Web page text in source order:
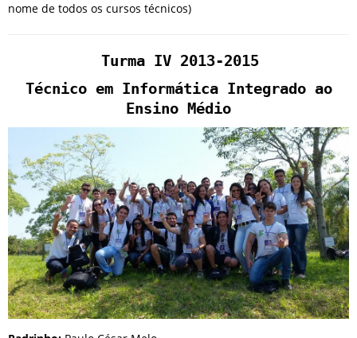
nome de todos os cursos técnicos)
Turma IV 2013-2015
Técnico em Informática Integrado ao
Ensino Médio